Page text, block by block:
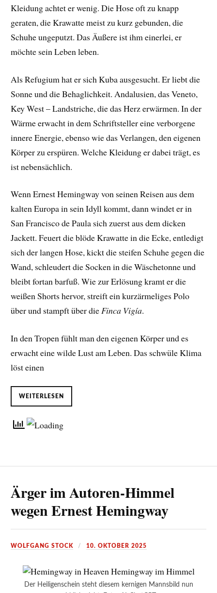
Kleidung achtet er wenig. Die Hose oft zu knapp
geraten, die Krawatte meist zu kurz gebunden, die
Schuhe ungeputzt. Das Äußere ist ihm einerlei, er
möchte sein Leben leben.
Als Refugium hat er sich Kuba ausgesucht. Er liebt die
Sonne und die Behaglichkeit. Andalusien, das Veneto,
Key West – Landstriche, die das Herz erwärmen. In der
Wärme erwacht in dem Schriftsteller eine verborgene
innere Energie, ebenso wie das Verlangen, den eigenen
Körper zu erspüren. Welche Kleidung er dabei trägt, es
ist nebensächlich.
Wenn Ernest Hemingway von seinen Reisen aus dem
kalten Europa in sein Idyll kommt, dann windet er in
San Francisco de Paula sich zuerst aus dem dicken
Jackett. Feuert die blöde Krawatte in die Ecke, entledigt
sich der langen Hose, kickt die steifen Schuhe gegen die
Wand, schleudert die Socken in die Wäschetonne und
bleibt fortan barfuß. Wie zur Erlösung kramt er die
weißen Shorts hervor, streift ein kurzärmeliges Polo
über und stampft über dieFinca Vigía.
In den Tropen fühlt man den eigenen Körper und es
erwacht eine wilde Lust am Leben. Das schwüle Klima
löst einen
WEITERLESEN
Ärger im Autoren-Himmel
wegen Ernest Hemingway
WOLFGANG STOCK 10. OKTOBER 2025
Der Heiligenschein steht diesem kernigen Mannsbild nun